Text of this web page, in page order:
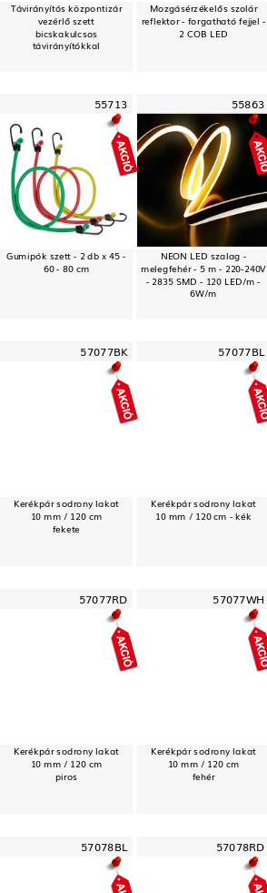
Távirányítós központizár
vezérlő szett
bicskakulcsos
távirányítókkal
Mozgásérzékelős szolár
reflektor - forgatható fejjel -
2 COB LED
55713
Gumipók szett - 2 db x 45 -
60 - 80 cm
55863
NEON LED szalag -
melegfehér - 5 m - 220-240V
- 2835 SMD - 120 LED/m -
6W/m
57077BK
Kerékpár sodrony lakat
10 mm / 120 cm
fekete
57077BL
Kerékpár sodrony lakat
10 mm / 120 cm - kék
57077RD
Kerékpár sodrony lakat
10 mm / 120 cm
piros
57077WH
Kerékpár sodrony lakat
10 mm / 120 cm
fehér
57078BL 57078RD